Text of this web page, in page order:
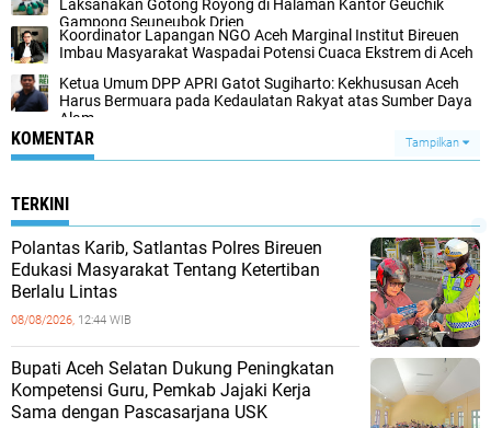
Laksanakan Gotong Royong di Halaman Kantor Geuchik
Gampong Seuneubok Drien
Koordinator Lapangan NGO Aceh Marginal Institut Bireuen
Imbau Masyarakat Waspadai Potensi Cuaca Ekstrem di Aceh
Ketua Umum DPP APRI Gatot Sugiharto: Kekhususan Aceh
Harus Bermuara pada Kedaulatan Rakyat atas Sumber Daya
Alam
KOMENTAR Tampilkan
TERKINI
Polantas Karib, Satlantas Polres Bireuen
Edukasi Masyarakat Tentang Ketertiban
Berlalu Lintas
08/08/2026, 12:44 WIB
Bupati Aceh Selatan Dukung Peningkatan
Kompetensi Guru, Pemkab Jajaki Kerja
Sama dengan Pascasarjana USK